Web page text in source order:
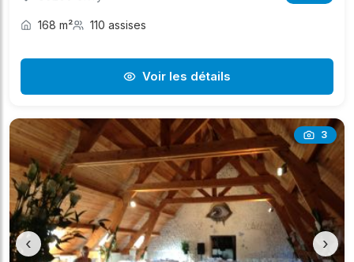
168 m² 110 assises
Voir les détails
3
‹ ›